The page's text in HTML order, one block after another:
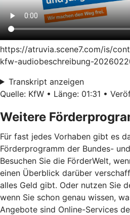
https://atruvia.scene7.com/is/
kfw-audiobeschreibung-
Transkript anzeigen
Quelle: KfW • Länge: 01:31 •
Weitere
Für fast jedes Vorhaben gibt es
Förderprogramm der Bundes-
Besuchen Sie die FörderWelt,
einen Überblick darüber
alles Geld gibt. Oder nutzen Sie
wenn Sie schon genau wissen,
Angebote sind Online-Services